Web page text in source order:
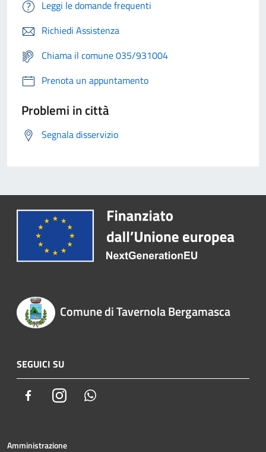
Leggi le domande frequenti
Richiedi Assistenza
Chiama il comune 035/931004
Prenota un appuntamento
Problemi in città
Segnala disservizio
Comune di Tavernola Bergamasca
SEGUICI SU
FacebookInstagram
Amministrazione